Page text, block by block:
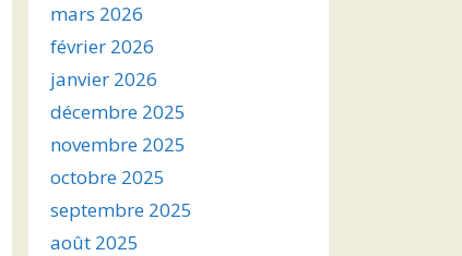
mars 2026
février 2026
janvier 2026
décembre 2025
novembre 2025
octobre 2025
septembre 2025
août 2025